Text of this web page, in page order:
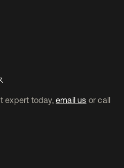
expert today, email us or call